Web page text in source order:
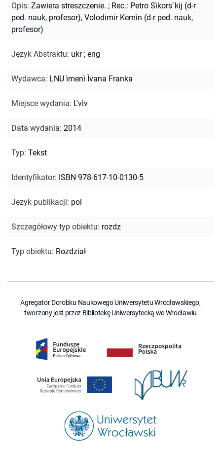
Opis: Zawiera streszczenie. ; Rec.: Petro Sìkors`kij (d-r
ped. nauk, profesor), Volodimir Kemìn (d-r ped. nauk,
profesor)
Język Abstraktu: ukr; eng
Wydawca: LNU ìmenì Ìvana Franka
Miejsce wydania: L'vìv
Data wydania: 2014
Typ: Tekst
Identyfikator: ISBN 978-617-10-0130-5
Język publikacji: pol
Szczegółowy typ obiektu: rozdz
Typ obiektu: Rozdział
Agregator Dorobku Naukowego Uniwersytetu Wrocławskiego,
tworzony jest przez Bibliotekę Uniwersytecką we Wrocławiu